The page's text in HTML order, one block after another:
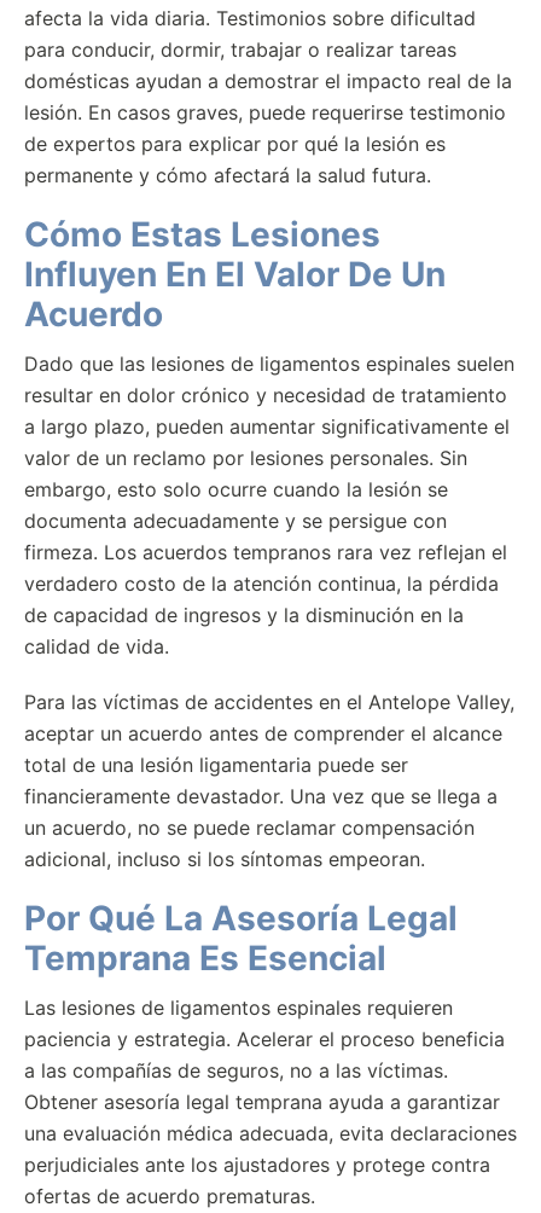
afecta la vida diaria. Testimonios sobre dificultad
para conducir, dormir, trabajar o realizar tareas
domésticas ayudan a demostrar el impacto real de la
lesión. En casos graves, puede requerirse testimonio
de expertos para explicar por qué la lesión es
permanente y cómo afectará la salud futura.
Cómo Estas Lesiones
Influyen En El Valor De Un
Acuerdo
Dado que las lesiones de ligamentos espinales suelen
resultar en dolor crónico y necesidad de tratamiento
a largo plazo, pueden aumentar significativamente el
valor de un reclamo por lesiones personales. Sin
embargo, esto solo ocurre cuando la lesión se
documenta adecuadamente y se persigue con
firmeza. Los acuerdos tempranos rara vez reflejan el
verdadero costo de la atención continua, la pérdida
de capacidad de ingresos y la disminución en la
calidad de vida.
Para las víctimas de accidentes en el Antelope Valley,
aceptar un acuerdo antes de comprender el alcance
total de una lesión ligamentaria puede ser
financieramente devastador. Una vez que se llega a
un acuerdo, no se puede reclamar compensación
adicional, incluso si los síntomas empeoran.
Por Qué La Asesoría Legal
Temprana Es Esencial
Las lesiones de ligamentos espinales requieren
paciencia y estrategia. Acelerar el proceso beneficia
a las compañías de seguros, no a las víctimas.
Obtener asesoría legal temprana ayuda a garantizar
una evaluación médica adecuada, evita declaraciones
perjudiciales ante los ajustadores y protege contra
ofertas de acuerdo prematuras.